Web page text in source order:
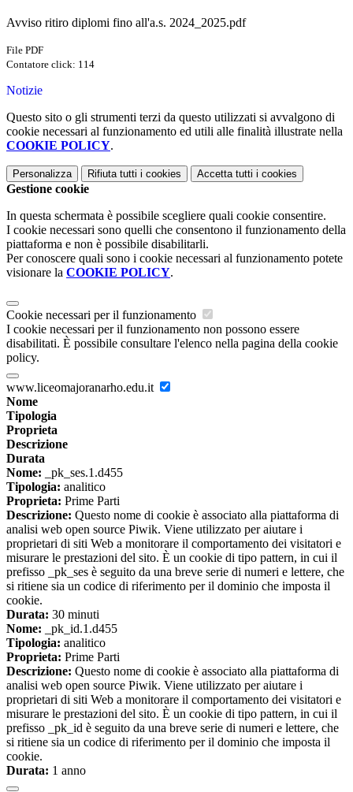
Avviso ritiro diplomi fino all'a.s. 2024_2025.pdf
File PDF
Contatore click: 114
Notizie
Questo sito o gli strumenti terzi da questo utilizzati si avvalgono di
cookie necessari al funzionamento ed utili alle finalità illustrate nella
COOKIE POLICY.
Personalizza Rifiuta tutti i cookies Accetta tutti i cookies
Gestione cookie
In questa schermata è possibile scegliere quali cookie consentire.
I cookie necessari sono quelli che consentono il funzionamento della
piattaforma e non è possibile disabilitarli.
Per conoscere quali sono i cookie necessari al funzionamento potete
visionare la COOKIE POLICY.
Cookie necessari per il funzionamento
I cookie necessari per il funzionamento non possono essere
disabilitati. È possibile consultare l'elenco nella pagina della cookie
policy.
www.liceomajoranarho.edu.it
Nome
Tipologia
Proprieta
Descrizione
Durata
Nome: _pk_ses.1.d455
Tipologia: analitico
Proprieta: Prime Parti
Descrizione: Questo nome di cookie è associato alla piattaforma di
analisi web open source Piwik. Viene utilizzato per aiutare i
proprietari di siti Web a monitorare il comportamento dei visitatori e
misurare le prestazioni del sito. È un cookie di tipo pattern, in cui il
prefisso _pk_ses è seguito da una breve serie di numeri e lettere, che
si ritiene sia un codice di riferimento per il dominio che imposta il
cookie.
Durata: 30 minuti
Nome: _pk_id.1.d455
Tipologia: analitico
Proprieta: Prime Parti
Descrizione: Questo nome di cookie è associato alla piattaforma di
analisi web open source Piwik. Viene utilizzato per aiutare i
proprietari di siti Web a monitorare il comportamento dei visitatori e
misurare le prestazioni del sito. È un cookie di tipo pattern, in cui il
prefisso _pk_id è seguito da una breve serie di numeri e lettere, che
si ritiene sia un codice di riferimento per il dominio che imposta il
cookie.
Durata: 1 anno